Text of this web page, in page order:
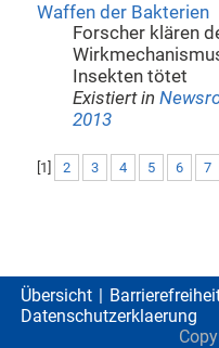
Waffen der Bakterien
Forscher klären
Insekten tötet
Existiert in
2013
1 2 3 4 5 6 7
Übersicht
Datenschutzerklaerung